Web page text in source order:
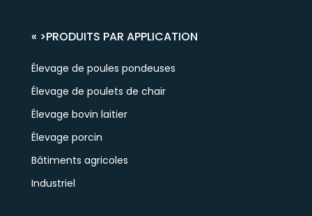
« >PRODUITS PAR APPLICATION
Élevage de poules pondeuses
Élevage de poulets de chair
Élevage bovin laitier
Élevage porcin
Bâtiments agricoles
Industriel